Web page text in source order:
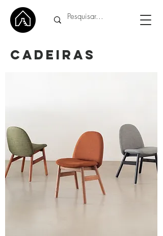
CADEIRAS